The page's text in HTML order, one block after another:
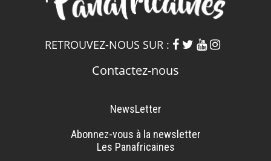
RETROUVEZ-NOUS SUR :
Contactez-nous
NewsLetter
Abonnez-vous à la newsletter
Les Panafricaines